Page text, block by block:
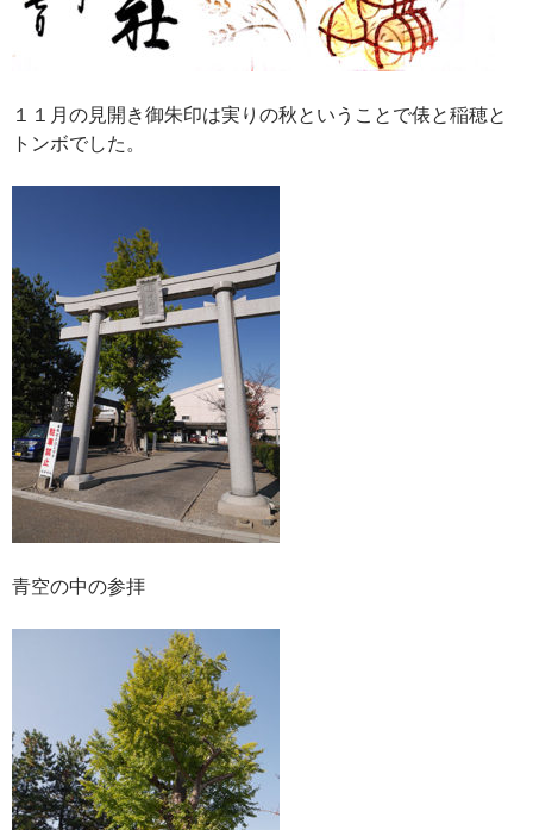
１１月の見開き御朱印は実りの秋ということで俵と稲穂と
トンボでした。
青空の中の参拝